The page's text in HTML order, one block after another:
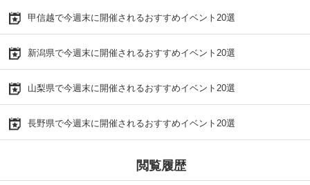
甲信越で今週末に開催されるおすすめイベント20選
新潟県で今週末に開催されるおすすめイベント20選
山梨県で今週末に開催されるおすすめイベント20選
長野県で今週末に開催されるおすすめイベント20選
閲覧履歴